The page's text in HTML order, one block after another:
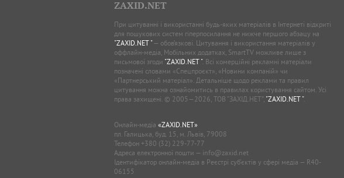
ZAXID.NET
При цитуванні і використанні будь-яких матеріалів в Інтернеті відкриті
для пошукових систем гіперпосилання не нижче першого абзацу на
"ZAXID.NET "— обов’язкові. Цитування і використання матеріалів у
оффлайн-медіа, Мобільних додатках, SmartTV можливе лише з
письмової згоди "ZAXID.NET ". Всі комерційні рекламні матеріали
позначені словами «Спецпроєкт», «Новини компаній» чи
«Партнерський матеріал». Детальніше щодо реклами та правил
цитування можна ознайомитись в правилах користування сайтом. Усі
права захищені. © 2005—2026, ТОВ “ЗАХІД.НЕТ”, "ZAXID.NET ".
Онлайн-медіа «ZAXID.NET»
пл. Галицька, буд. 15, м. Львів, 79008
Телефон +380 (32) 229-77-77
Адреса електронної пошти — info@zaxid.net
Ідентифікатор онлайн-медіа в Реєстрі суб'єктів у сфері медіа — R40-
06155